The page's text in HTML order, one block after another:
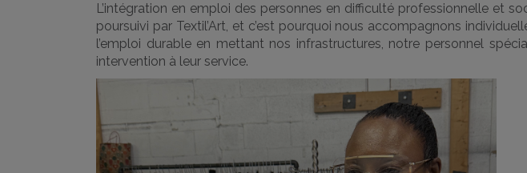
L’intégration en emploi des personnes en difficulté professionnelle et
poursuivi par Textil’Art, et c’est pourquoi nous accompagnons
l’emploi durable en mettant nos infrastructures, notre personnel
intervention à leur service.